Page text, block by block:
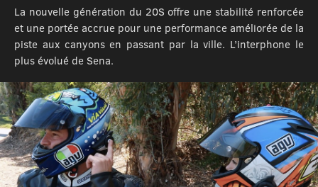
La nouvelle génération du 20S offre une stabilité renforcée
et une portée accrue pour une performance améliorée de la
piste aux canyons en passant par la ville. L’interphone le
plus évolué de Sena.